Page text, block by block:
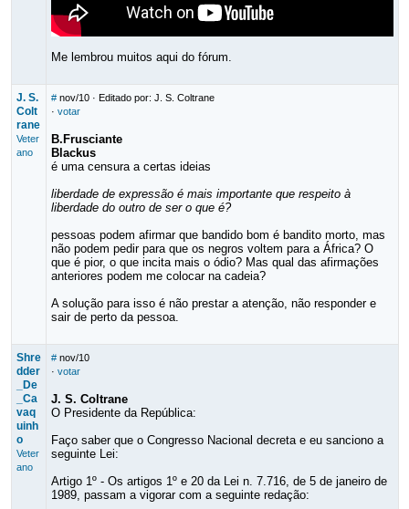
Me lembrou muitos aqui do fórum.
J. S.
Colt
rane
Veter
ano
# nov/10· Editado por: J. S. Coltrane
· votar
B.Frusciante
Blackus
é uma censura a certas ideias
liberdade de expressão é mais importante que respeito à
liberdade do outro de ser o que é?
pessoas podem afirmar que bandido bom é bandito morto, mas
não podem pedir para que os negros voltem para a África? O
que é pior, o que incita mais o ódio? Mas qual das afirmações
anteriores podem me colocar na cadeia?
A solução para isso é não prestar a atenção, não responder e
sair de perto da pessoa.
Shre
dder
_De
_Ca
vaq
uinh
o
Veter
ano
# nov/10
· votar
J. S. Coltrane
O Presidente da República:
Faço saber que o Congresso Nacional decreta e eu sanciono a
seguinte Lei:
Artigo 1º - Os artigos 1º e 20 da Lei n. 7.716, de 5 de janeiro de
1989, passam a vigorar com a seguinte redação: